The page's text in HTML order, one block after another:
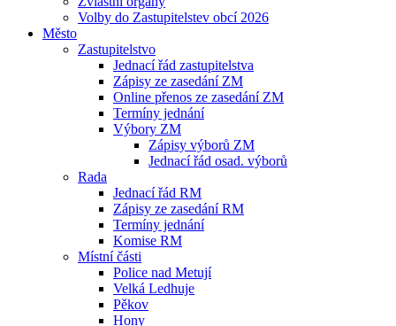
Volby do Zastupitelstev obcí 2026
Město
Zastupitelstvo
Jednací řád zastupitelstva
Zápisy ze zasedání ZM
Online přenos ze zasedání ZM
Termíny jednání
Výbory ZM
Zápisy výborů ZM
Jednací řád osad. výborů
Rada
Jednací řád RM
Zápisy ze zasedání RM
Termíny jednání
Komise RM
Místní části
Police nad Metují
Velká Ledhuje
Pěkov
Hony